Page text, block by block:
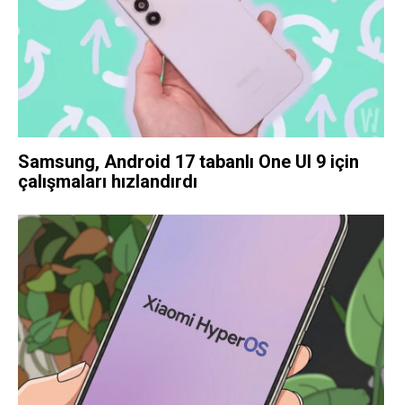
Samsung, Android 17 tabanlı One UI 9 için
çalışmaları hızlandırdı